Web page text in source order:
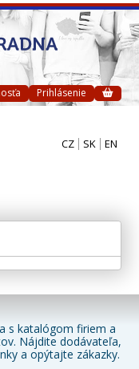
Prihlásenie
CZ SK EN
s katalógom firiem a
Nájdite dodávateľa,
a opýtajte zákazky.